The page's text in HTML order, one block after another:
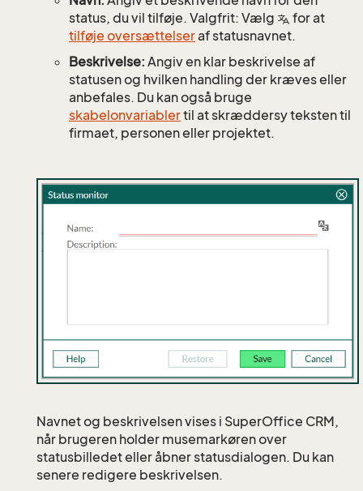
status, du vil tilføje. Valgfrit: Vælg
for at
tilføje oversættelseraf statusnavnet.
Beskrivelse: Angiv en klar beskrivelse af
statusen og hvilken handling der kræves eller
anbefales. Du kan også bruge
skabelonvariablertil at skræddersy teksten til
firmaet, personen eller projektet.
Navnet og beskrivelsen vises i SuperOffice CRM,
når brugeren holder musemarkøren over
statusbilledet eller åbner statusdialogen. Du kan
senere redigere beskrivelsen.